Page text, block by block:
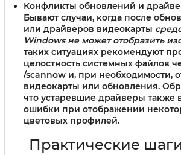
Конфликты обновлений и
Бывают случаи, когда после
или драйверов видеокарты
Windows не может отобразить
таких ситуациях рекомендуют
целостность системных файлов
/scannow и, при необходимости,
видеокарты или обновления.
что устаревшие драйверы также
ошибки при отображении
цветовых профилей.
Практические